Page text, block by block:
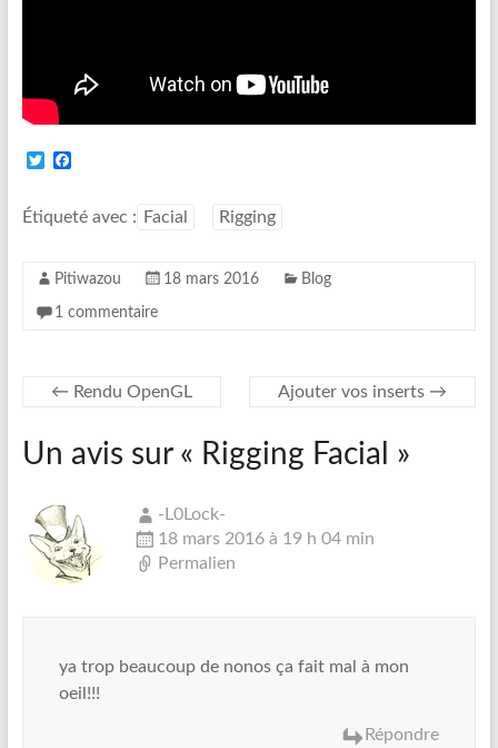
t
t
r
e
o
k
Étiqueté avec : Facial Rigging
Pitiwazou 18 mars 2016 Blog
1 commentaire
← Rendu OpenGL Ajouter vos inserts →
Un avis sur « Rigging Facial »
-L0Lock-
18 mars 2016 à 19 h 04 min
Permalien
ya trop beaucoup de nonos ça fait mal à mon
oeil!!!
Répondre